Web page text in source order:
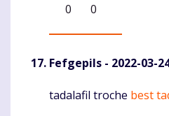
0
0
Fefgepils - 2022-03-
Komentaras
tadalafil troche best